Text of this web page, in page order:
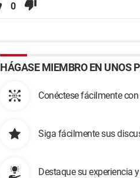
0
HÁGASE MIEMBRO EN UNOS
Conéctese fácilmente
Siga fácilmente sus
Destaque su experiencia